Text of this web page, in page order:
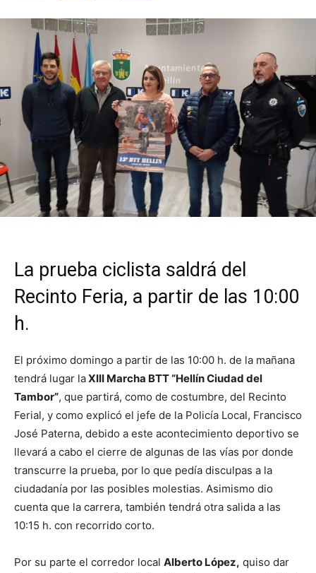
La prueba ciclista saldrá del
Recinto Feria, a partir de las 10:00
h.
El próximo domingo a partir de las 10:00 h. de la mañana
tendrá lugar laXIII Marcha BTT “Hellín Ciudad del
Tambor”, que partirá, como de costumbre, del Recinto
Ferial, y como explicó el jefe de la Policía Local, Francisco
José Paterna, debido a este acontecimiento deportivo se
llevará a cabo el cierre de algunas de las vías por donde
transcurre la prueba, por lo que pedía disculpas a la
ciudadanía por las posibles molestias. Asimismo dio
cuenta que la carrera, también tendrá otra salida a las
10:15 h. con recorrido corto.
Por su parte el corredor local Alberto López, quiso dar